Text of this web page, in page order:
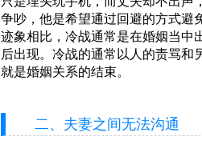
争吵，他是希望通过回避的方式避
迹象相比，冷战通常是在婚姻当中
后出现。冷战的通常以人的责骂
就是婚姻关系的结束。
二、夫妻之间无法沟通